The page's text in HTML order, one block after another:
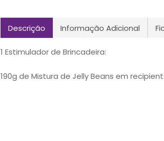
Descrição Informação Adicional
1 Estimulador de Brincadeira:
190g de Mistura de Jelly Beans em